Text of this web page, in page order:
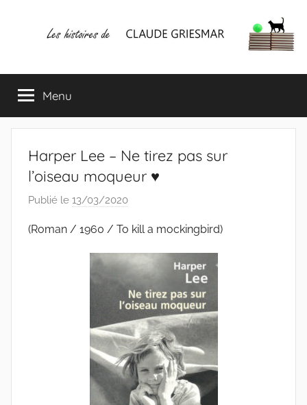
Les
histoires
de
CLAUDE
GRIESMAR
mes
lectures
favorites
Menu
Harper Lee – Ne tirez pas sur
l’oiseau moqueur ♥
Publié le 13/03/2020
C
a
u
d
e
G
r
i
(Roman / 1960 / To kill a mockingbird)